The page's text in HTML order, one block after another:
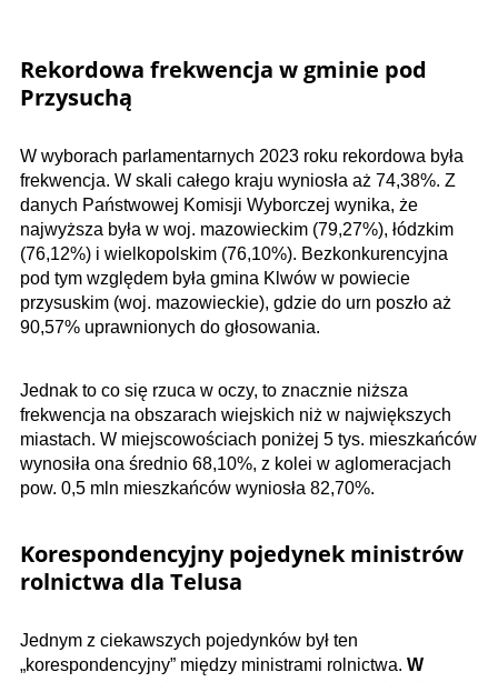
Rekordowa frekwencja w gminie pod
Przysuchą
W wyborach parlamentarnych 2023 roku rekordowa była
frekwencja. W skali całego kraju wyniosła aż 74,38%. Z
danych Państwowej Komisji Wyborczej wynika, że
najwyższa była w woj. mazowieckim (79,27%), łódzkim
(76,12%) i wielkopolskim (76,10%). Bezkonkurencyjna
pod tym względem była gmina Klwów w powiecie
przysuskim (woj. mazowieckie), gdzie do urn poszło aż
90,57% uprawnionych do głosowania.
Jednak to co się rzuca w oczy, to znacznie niższa
frekwencja na obszarach wiejskich niż w największych
miastach. W miejscowościach poniżej 5 tys. mieszkańców
wynosiła ona średnio 68,10%, z kolei w aglomeracjach
pow. 0,5 mln mieszkańców wyniosła 82,70%.
Korespondencyjny pojedynek ministrów
rolnictwa dla Telusa
Jednym z ciekawszych pojedynków był ten
„korespondencyjny” między ministrami rolnictwa. W